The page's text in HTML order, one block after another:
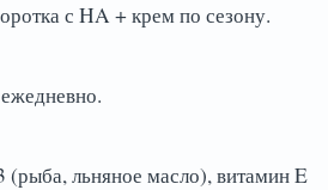
с HA + крем по сезону.
(рыба, льняное масло), витамин E